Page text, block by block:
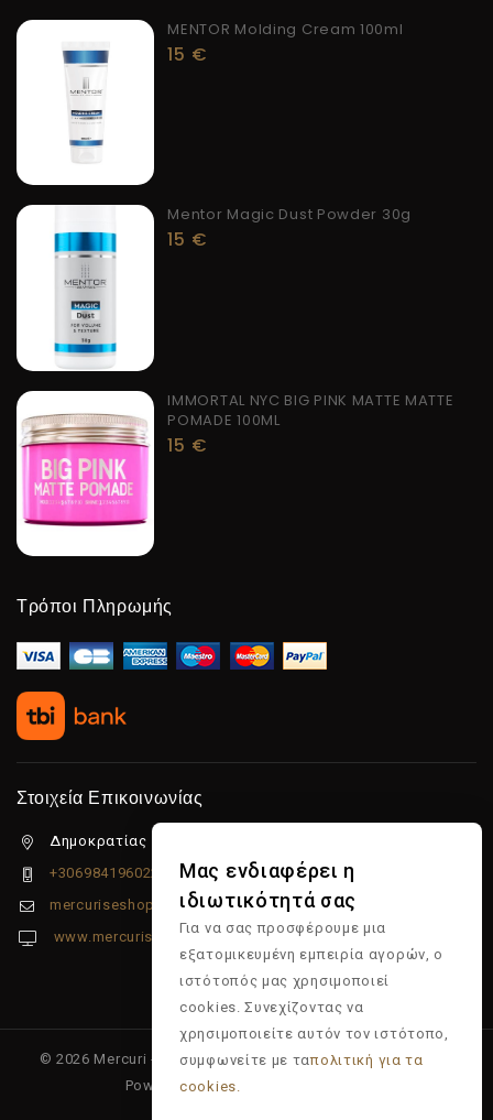
MENTOR Molding Cream 100ml
15 €
Mentor Magic Dust Powder 30g
15 €
IMMORTAL NYC BIG PINK MATTE MATTE
POMADE 100ML
15 €
Τρόποι Πληρωμής
Στοιχεία Επικοινωνίας
Δημοκρατίας 5β Λιμένας Χερσονήσου, 70014
+306984196022
mercuriseshop@gmail.com
www.mercuriseshop.gr
© 2026 Mercuri - Είδη κομμωτηρίου - Επώνυμα προϊόντα -
Powered & Supported by
Μας ενδιαφέρει η
ιδιωτικότητά σας
Για να σας προσφέρουμε μια
εξατομικευμένη εμπειρία αγορών, ο
ιστότοπός μας χρησιμοποιεί
cookies. Συνεχίζοντας να
χρησιμοποιείτε αυτόν τον ιστότοπο,
συμφωνείτε με ταπολιτική για τα
cookies.